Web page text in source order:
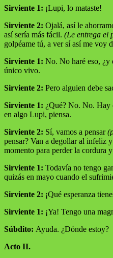
Sirviente 1: ¡Lupi, lo mataste!
Sirviente 2: Ojalá, así le
así sería más fácil. (Le entrega el
golpéame tú, a ver sí así me voy
Sirviente 1: No. No haré eso, ¿y
único vivo.
Sirviente 2: Pero alguien debe
Sirviente 1: ¿Qué? No. No. Hay
en algo Lupi, piensa.
Sirviente 2: Sí, vamos a pensar
pensar? Van a degollar al infeliz
momento para perder la cordura
Sirviente 1: Todavía no tengo
quizás en mayo cuando el
Sirviente 2: ¡Qué esperanza
Sirviente 1: ¡Ya! Tengo una
Súbdito: Ayuda. ¿Dónde estoy?
Acto II.